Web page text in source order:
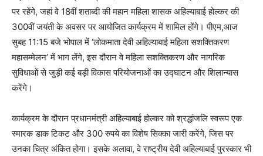
पर रहेंगे, जहां वे 18वीं शताब्दी की महान महिला शासक अहिल्याबाई होल्कर की
300वीं जयंती के अवसर पर आयोजित कार्यक्रम में शामिल होंगे। पीएम,आज
सुबह 11:15 बजे भोपाल में ‘लोकमाता देवी अहिल्याबाई महिला सशक्तिकरण
महासम्मेलन’ में भाग लेंगे, इस दौरान वे महिला सशक्तिकरण और नागरिक
सुविधाओं से जुड़ी कई बड़ी विकास परियोजनाओं का उद्घाटन और शिलान्यास
करेंगे।
कार्यक्रम के दौरान प्रधानमंत्री अहिल्याबाई होल्कर को श्रद्धांजलि स्वरूप एक
स्मारक डाक टिकट और 300 रुपये का विशेष सिक्का जारी करेंगे, जिस पर
उनका चित्र अंकित होगा। इसके अलावा, वे राष्ट्रीय देवी अहिल्याबाई पुरस्कार भी